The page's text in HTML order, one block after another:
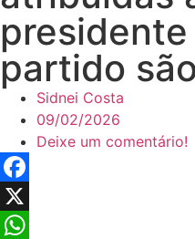
partido
Sidnei Costa
09/02/2026
Deixe um comentário!
Facebook
X